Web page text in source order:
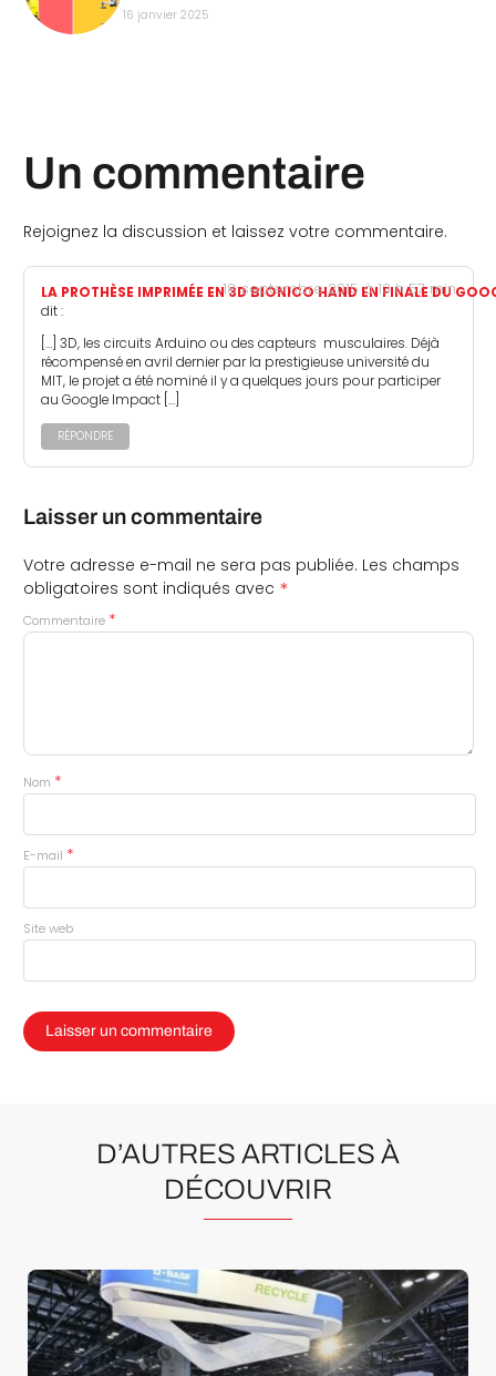
16 janvier 2025
Un commentaire
Rejoignez la discussion et laissez votre commentaire.
LA PROTHÈSE IMPRIMÉE EN 3D BIONICO HAND EN FINALE DU
dit :
18 septembre 2015 à 13 h 57 min
[…] 3D, les circuits Arduino ou des capteurs musculaires. Déjà
récompensé en avril dernier par la prestigieuse université du
MIT, le projet a été nominé il y a quelques jours pour participer
au Google Impact […]
RÉPONDRE
Laisser un commentaire
Votre adresse e-mail ne sera pas publiée. Les champs
obligatoires sont indiqués avec *
Commentaire *
Nom *
E-mail *
Site web
D’AUTRES ARTICLES À
DÉCOUVRIR